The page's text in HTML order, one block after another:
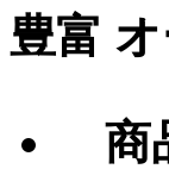
豊富
商